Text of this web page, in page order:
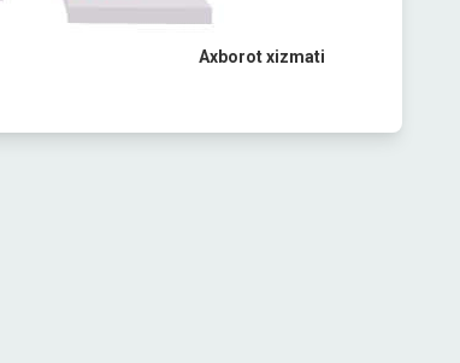
Axborot xizmati